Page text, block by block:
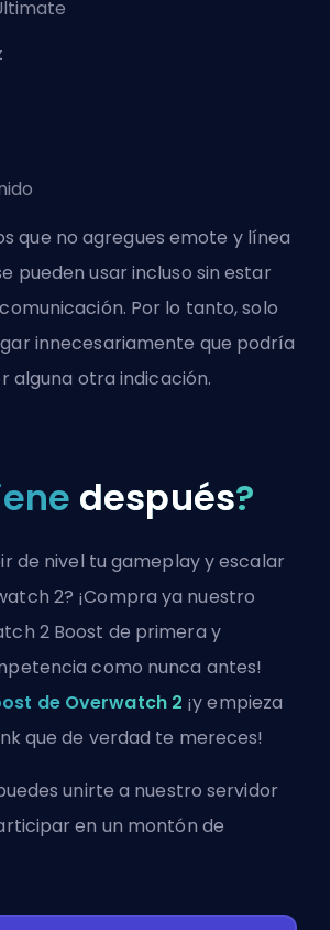
que no agregues emote y línea
pueden usar incluso sin estar
Por lo tanto, solo
innecesariamente que podría
alguna otra indicación.
después?
de nivel tu gameplay y escalar
2? ¡Compra ya nuestro
2 Boost de primera y
como nunca antes!
de Overwatch 2 ¡y empieza
que de verdad te mereces!
unirte a nuestro servidor
en un montón de